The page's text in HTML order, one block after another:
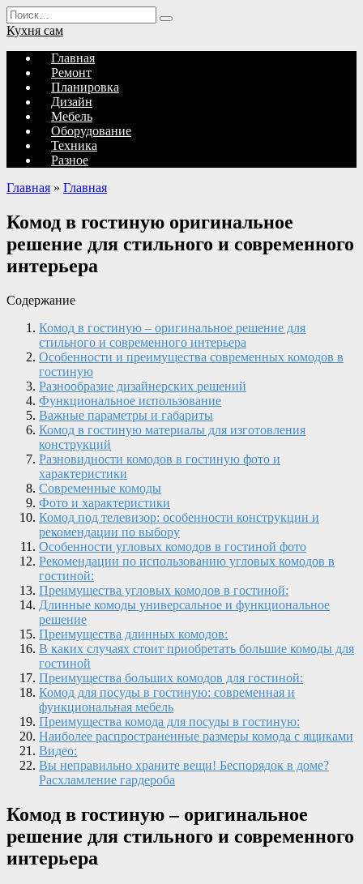
Перейти
к
содержанию
Search
for:
Кухня сам
Главная
Ремонт
Планировка
Дизайн
Мебель
Оборудование
Техника
Разное
Главная » Главная
Комод в гостиную оригинальное
решение для стильного и современного
интерьера
Содержание
Комод в гостиную – оригинальное решение для
стильного и современного интерьера
Особенности и преимущества современных комодов в
гостиную
Разнообразие дизайнерских решений
Функциональное использование
Важные параметры и габариты
Комод в гостиную материалы для изготовления
конструкций
Разновидности комодов в гостиную фото и
характеристики
Современные комоды
Фото и характеристики
Комод под телевизор: особенности конструкции и
рекомендации по выбору
Особенности угловых комодов в гостиной фото
Рекомендации по использованию угловых комодов в
гостиной:
Преимущества угловых комодов в гостиной:
Длинные комоды универсальное и функциональное
решение
Преимущества длинных комодов:
В каких случаях стоит приобретать большие комоды для
гостиной
Преимущества больших комодов для гостиной:
Комод для посуды в гостиную: современная и
функциональная мебель
Преимущества комода для посуды в гостиную:
Наиболее распространенные размеры комода с ящиками
Видео:
Вы неправильно храните вещи! Беспорядок в доме?
Расхламление гардероба
Комод в гостиную – оригинальное
решение для стильного и современного
интерьера